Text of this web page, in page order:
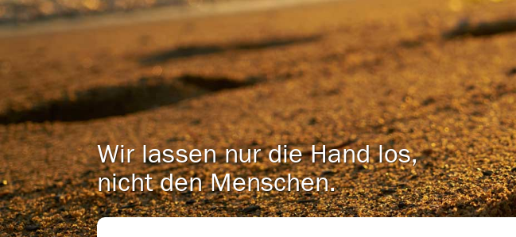
Wir lassen nur die Hand los,
nicht den Menschen.